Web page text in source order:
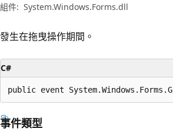
組件: System.Windows.Forms.dll
發生在拖曳操作期間。
C#
public event
事件類型